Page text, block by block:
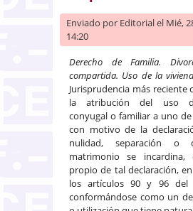
Enviado por Editorialel Mié,
14:20
Derecho de Familia.
compartida. Uso de la
Jurisprudencia más reciente
la atribución del uso
conyugal o familiar a uno
con motivo de la
nulidad, separación o
matrimonio se incardina,
propio de tal declaración,
los artículos 90 y 96 del
conformándose como un